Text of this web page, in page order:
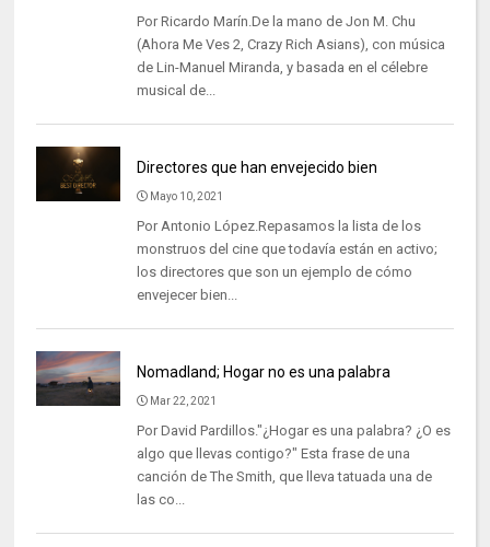
Por Ricardo Marín.De la mano de Jon M. Chu
(Ahora Me Ves 2, Crazy Rich Asians), con música
de Lin-Manuel Miranda, y basada en el célebre
musical de...
Directores que han envejecido bien
Mayo 10, 2021
Por Antonio López.Repasamos la lista de los
monstruos del cine que todavía están en activo;
los directores que son un ejemplo de cómo
envejecer bien...
Nomadland; Hogar no es una palabra
Mar 22, 2021
Por David Pardillos."¿Hogar es una palabra? ¿O es
algo que llevas contigo?" Esta frase de una
canción de The Smith, que lleva tatuada una de
las co...